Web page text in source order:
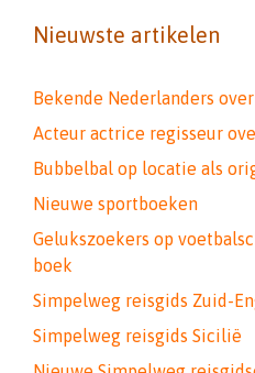
Nieuwste artikelen
Bekende Nederlanders
Acteur actrice regisseur
Bubbelbal op locatie als
Nieuwe sportboeken
Gelukszoekers op
boek
Simpelweg reisgids Zuid-
Simpelweg reisgids Sicilië